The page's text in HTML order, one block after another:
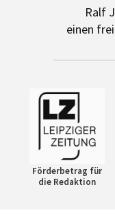
Ralf
einen
Förderbetrag für
die Redaktion